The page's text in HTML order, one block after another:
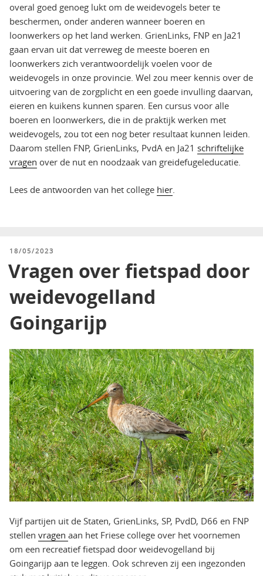
overal goed genoeg lukt om de weidevogels beter te
beschermen, onder anderen wanneer boeren en
loonwerkers op het land werken. GrienLinks, FNP en Ja21
gaan ervan uit dat verreweg de meeste boeren en
loonwerkers zich verantwoordelijk voelen voor de
weidevogels in onze provincie. Wel zou meer kennis over de
uitvoering van de zorgplicht en een goede invulling daarvan,
eieren en kuikens kunnen sparen. Een cursus voor alle
boeren en loonwerkers, die in de praktijk werken met
weidevogels, zou tot een nog beter resultaat kunnen leiden.
Daarom stellen FNP, GrienLinks, PvdA en Ja21 schriftelijke
vragen over de nut en noodzaak van greidefugeleducatie.
Lees de antwoorden van het college hier
GEPLAATST
18/05/2023
Vragen over fietspad door
weidevogelland
Goingarijp
Vijf partijen uit de Staten, GrienLinks, SP, PvdD, D66 en FNP
stellen vragen aan het Friese college over het voornemen
om een recreatief fietspad door weidevogelland bij
Goingarijp aan te leggen. Ook schreven zij een ingezonden